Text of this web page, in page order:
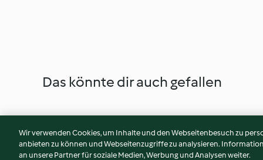
Das könnte dir auch gefallen
Wir verwenden Cookies, um Inhalte und den Webseitenbesuch zu
anbieten zu können und Webseitenzugriffe zu analysieren.
an unsere Partner für soziale Medien, Werbung und Analysen weiter.